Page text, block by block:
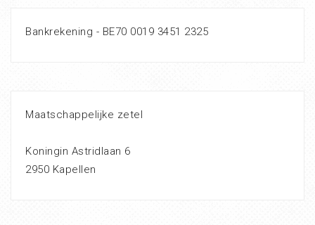
Bankrekening - BE70 0019 3451 2325
Maatschappelijke zetel
Koningin Astridlaan 6
2950 Kapellen